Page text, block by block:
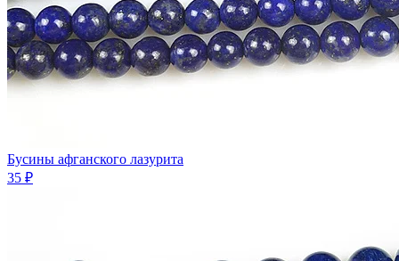
Бусины афганского лазурита
35 ₽